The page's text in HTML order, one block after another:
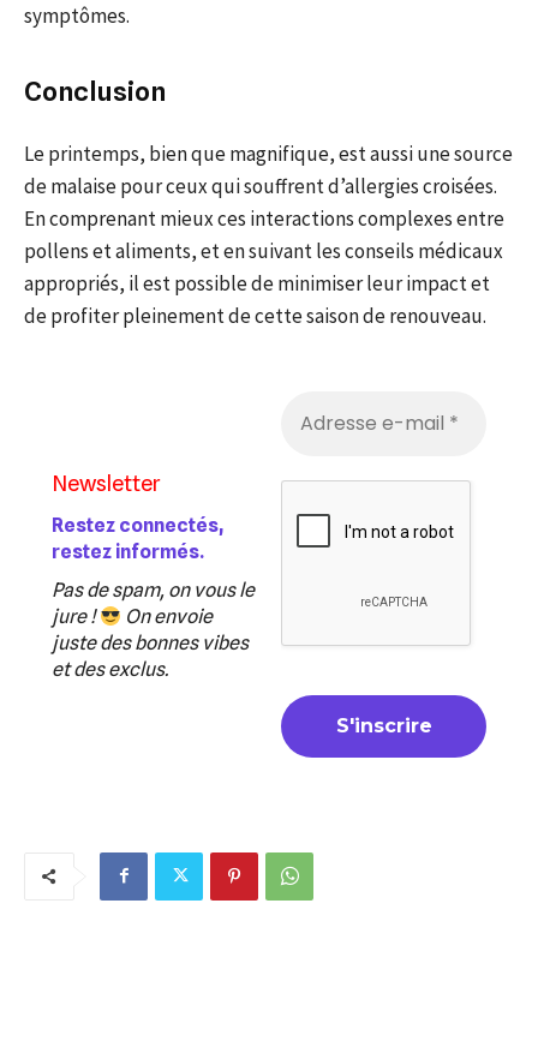
symptômes.
Conclusion
Le printemps, bien que magnifique, est aussi une source
de malaise pour ceux qui souffrent d’allergies croisées.
En comprenant mieux ces interactions complexes entre
pollens et aliments, et en suivant les conseils médicaux
appropriés, il est possible de minimiser leur impact et
de profiter pleinement de cette saison de renouveau.
Newsletter
Restez connectés,
restez informés.
Pas de spam, on vous le
jure !
On envoie
juste des bonnes vibes
et des exclus.